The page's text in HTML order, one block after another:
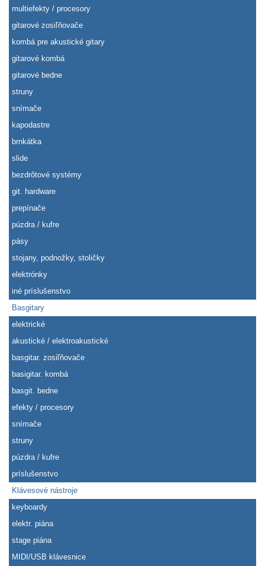
multiefekty / procesory
gitarové zosiľňovače
kombá pre akustické gitary
gitarové kombá
gitarové bedne
struny
snímače
kapodastre
brnkátka
slide
bezdrôtové systémy
git. hardware
prepínače
púzdra / kufre
pásy
stojany, podnožky, stoličky
elektrónky
iné príslušenstvo
Basgitary
elektrické
akustické / elektroakustické
basgitar. zosiľňovače
basigitar. kombá
basgit. bedne
efekty / procesory
snímače
struny
púzdra / kufre
príslušenstvo
Klávesové nástroje
keyboardy
elektr. piána
stage piána
MIDI/USB klávesnice